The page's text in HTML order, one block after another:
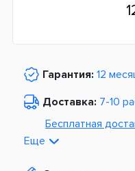
Гарантия: 12
Доставка: 7-10
Бесплатная
Еще